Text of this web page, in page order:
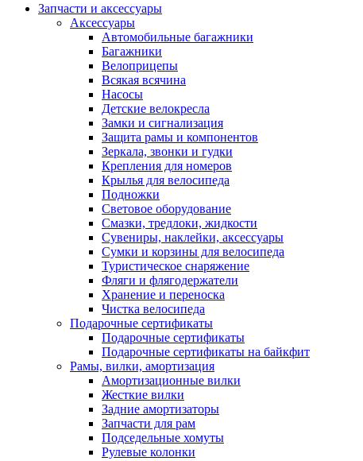
Запчасти и аксессуары
Аксессуары
Автомобильные багажники
Багажники
Велоприцепы
Всякая всячина
Насосы
Детские велокресла
Замки и сигнализация
Защита рамы и компонентов
Зеркала, звонки и гудки
Крепления для номеров
Крылья для велосипеда
Подножки
Световое оборудование
Смазки, тредлоки, жидкости
Сувениры, наклейки, аксессуары
Сумки и корзины для велосипеда
Туристическое снаряжение
Фляги и флягодержатели
Хранение и переноска
Чистка велосипеда
Подарочные сертификаты
Подарочные сертификаты
Подарочные сертификаты на байкфит
Рамы, вилки, амортизация
Амортизационные вилки
Жесткие вилки
Задние амортизаторы
Запчасти для рам
Подседельные хомуты
Рулевые колонки